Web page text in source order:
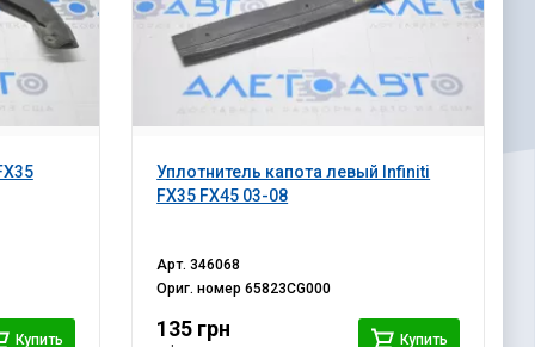
Купить
Уплотнитель капота левый Infiniti
FX35 FX45 03-08
Арт.346068
Ориг. номер65823CG000
135 грн Купить